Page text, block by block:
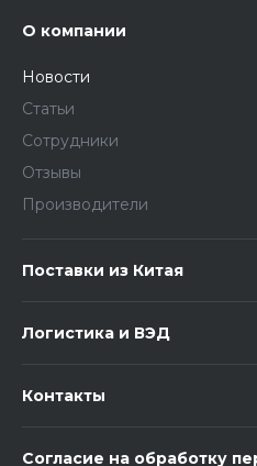
О компании
Новости
Статьи
Сотрудники
Отзывы
Производители
Поставки из Китая
Логистика и ВЭД
Контакты
Согласие на обработку